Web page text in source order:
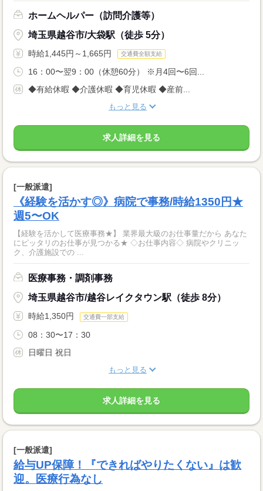
ホームヘルパー（訪問介護等）
埼玉県越谷市/大袋駅（徒歩 5分）
時給1,445円～1,665円 交通費全額支給
16：00〜翌9：00（休憩60分） ※月4回〜6回...
◆有給休暇 ◆介護休暇 ◆育児休暇 ◆産前...
もっと見る
求人詳細を見る
[一般派遣]
《経験を活かす◎》病院で事務/時給1350円★
週5〜OK
【経験を活かして医療事務★】 業界最大級のお仕事量だから あなた
にピッタリのお仕事が見つかる★ ◇お仕事内容◇ 病院やクリニッ
ク、介護施設での ...
医療事務・調剤事務
埼玉県越谷市/越谷レイクタウン駅（徒歩 8分）
時給1,350円 交通費一部支給
08：30〜17：30
日曜日 祝日
もっと見る
求人詳細を見る
[一般派遣]
給与UP保障！『できればやりたくない』は歓
迎。医療行為なし